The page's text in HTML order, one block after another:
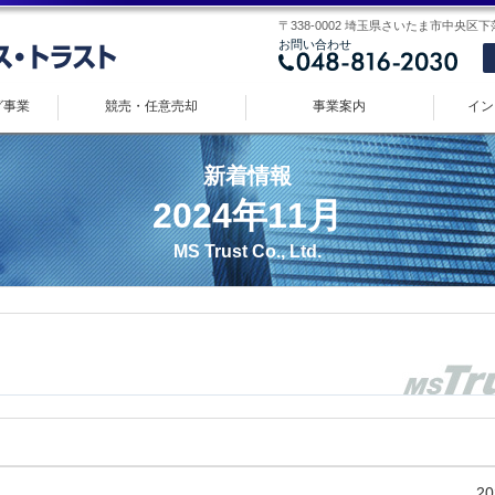
〒338-0002 埼玉県さいたま市中央区下
お問い合わせ
事業 競売・任意売却 事業案内 イ
新着情報
2024年11月
MS Trust Co., Ltd.